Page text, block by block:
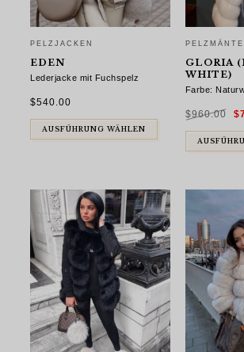
PELZJACKEN
EDEN
Lederjacke mit Fuchspelz
$540.00
AUSFÜHRUNG WÄHLEN
GLORIA
WHITE)
Farbe:
$960.00 $